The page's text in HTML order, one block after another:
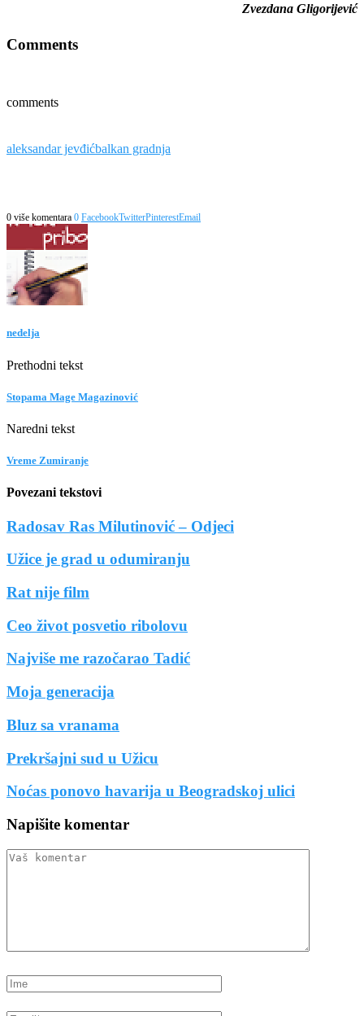
Zvezdana Gligorijević
Comments
comments
aleksandar jevđićbalkan gradnja
0 više komentara 0 FacebookTwitterPinterestEmail
nedelja
Prethodni tekst
Stopama Mage Magazinović
Naredni tekst
Vreme Zumiranje
Povezani tekstovi
Radosav Ras Milutinović – Odjeci
Užice je grad u odumiranju
Rat nije film
Ceo život posvetio ribolovu
Najviše me razočarao Tadić
Moja generacija
Bluz sa vranama
Prekršajni sud u Užicu
Noćas ponovo havarija u Beogradskoj ulici
Napišite komentar